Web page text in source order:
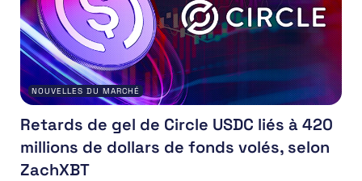
NOUVELLES DU MARCHÉ
Retards de gel de Circle USDC liés à 420
millions de dollars de fonds volés, selon
ZachXBT